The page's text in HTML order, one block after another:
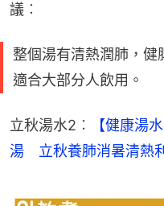
議︰
整個湯有清熱潤肺，健
適合大部分人飲用。
立秋湯水2︰
【健康湯
湯　立秋養肺消暑清熱